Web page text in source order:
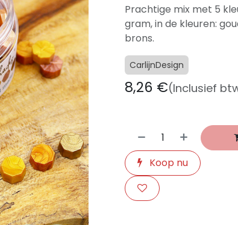
Prachtige mix met 5
gram, in de kleuren:
brons.
CarlijnDesign
8,26 €(Inclusief
Koop nu